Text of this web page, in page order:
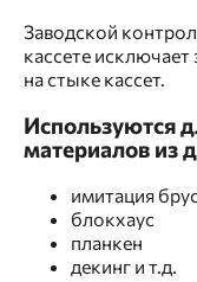
Заводской
кассете
на стыке кассет.
Используются
материалов из
имитация
блокхаус
планкен
декинг и т.д.